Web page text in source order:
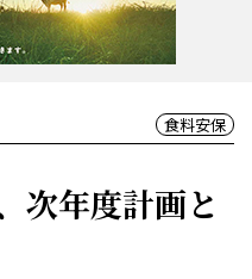
食料安保
次年度計画と